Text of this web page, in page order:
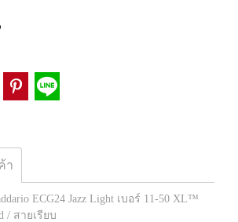
า
ECG24 Jazz Light เบอร์ 11-50 XL™
/ สายเรียบ